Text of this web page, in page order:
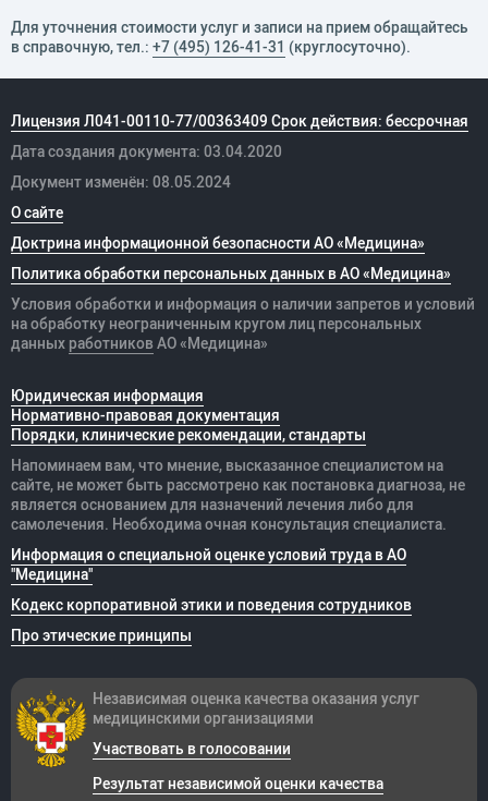
Для уточнения стоимости услуг и записи на прием обращайтесь
в справочную, тел.: +7 (495) 126-41-31 (круглосуточно).
Лицензия Л041-00110-77/00363409 Срок действия: бессрочная
Дата создания документа: 03.04.2020
Документ изменён: 08.05.2024
О сайте
Доктрина информационной безопасности АО «Медицина»
Политика обработки персональных данных в АО «Медицина»
Условия обработки и информация о наличии запретов и условий
на обработку неограниченным кругом лиц персональных
данных работников АО «Медицина»
Юридическая информация
Нормативно-правовая документация
Порядки, клинические рекомендации, стандарты
Напоминаем вам, что мнение, высказанное специалистом на
сайте, не может быть рассмотрено как постановка диагноза, не
является основанием для назначений лечения либо для
самолечения. Необходима очная консультация специалиста.
Информация о специальной оценке условий труда в АО
"Медицина"
Кодекс корпоративной этики и поведения сотрудников
Про этические принципы
Независимая оценка качества оказания услуг
медицинскими организациями
Участвовать в голосовании
Результат независимой оценки качества